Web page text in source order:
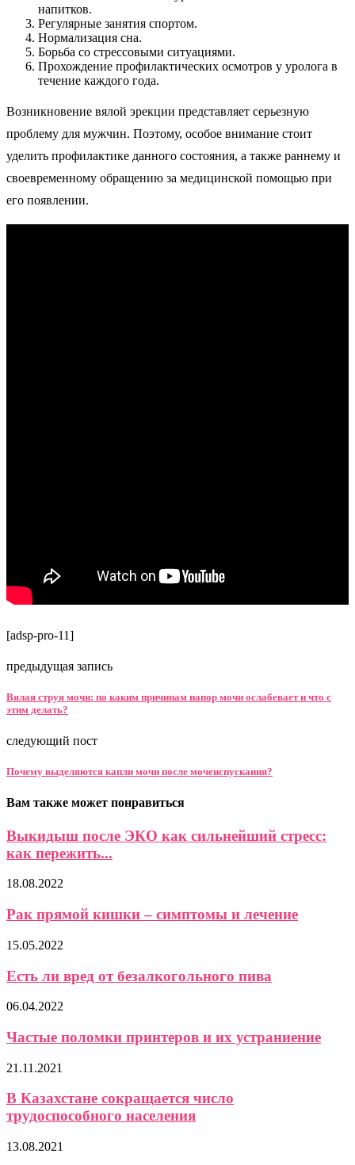
напитков.
Регулярные занятия спортом.
Нормализация сна.
Борьба со стрессовыми ситуациями.
Прохождение профилактических осмотров у уролога в
течение каждого года.
Возникновение вялой эрекции представляет серьезную
проблему для мужчин. Поэтому, особое внимание стоит
уделить профилактике данного состояния, а также раннему и
своевременному обращению за медицинской помощью при
его появлении.
[adsp-pro-11]
предыдущая запись
Вялая струя мочи: по каким причинам напор мочи ослабевает и что с
этим делать?
следующий пост
Почему выделяются капли мочи после мочеиспускания?
Вам также может понравиться
Выкидыш после ЭКО как сильнейший стресс:
как пережить...
18.08.2022
Рак прямой кишки – симптомы и лечение
15.05.2022
Есть ли вред от безалкогольного пива
06.04.2022
Частые поломки принтеров и их устраниение
21.11.2021
В Казахстане сокращается число
трудоспособного населения
13.08.2021